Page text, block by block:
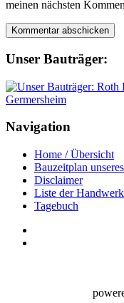
meinen nächsten
Unser Bauträger:
Navigation
Home / Übersicht
Bauzeitplan
Disclaimer
Liste der
Tagebuch